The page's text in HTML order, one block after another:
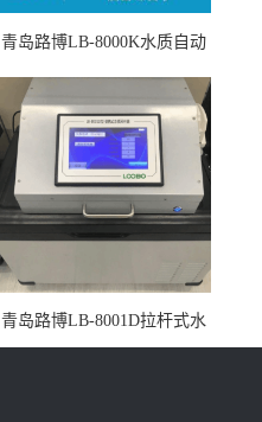
青岛路博LB-8000K水质自动
青岛路博LB-8001D拉杆式水
质采样器